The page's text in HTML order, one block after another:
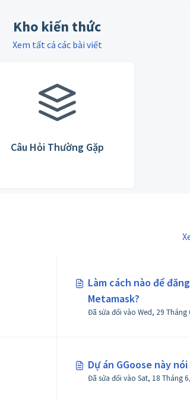
Kho kiến thức
Xem tất cả các bài viết
Câu Hỏi Thường Gặp
Làm cách nào để
Metamask?
Đã sửa đổi vào Wed, 29 Tháng
Dự án GGoose này